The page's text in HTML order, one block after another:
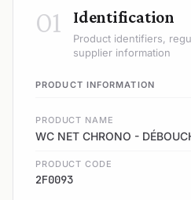
01 Identification
Product identifiers,
supplier information
PRODUCT INFORMATION
PRODUCT NAME
WC NET CHRONO -
PRODUCT CODE
2F0093